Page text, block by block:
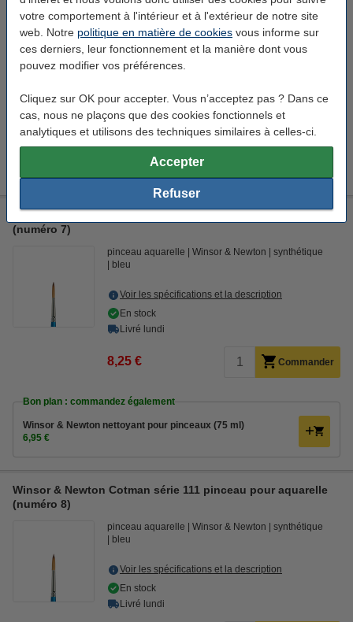
votre comportement à l'intérieur et à l'extérieur de notre site
web. Notre politique en matière de cookies vous informe sur
ces derniers, leur fonctionnement et la manière dont vous
pouvez modifier vos préférences.
Cliquez sur OK pour accepter. Vous n’acceptez pas ? Dans ce
cas, nous ne plaçons que des cookies fonctionnels et
analytiques et utilisons des techniques similaires à celles-ci.
Accepter
Refuser
Voir les spécifications et la description
En stock
Livré lundi
Bon plan : commandez également
Winsor & Newton nettoyant pour pinceaux (75 ml)
Winsor & Newton Cotman série 111 pinceau pour aquarelle
(numéro 7)
pinceau aquarelle Winsor & Newton
synthétique
bleu
Voir les spécifications et la description
En stock
Livré lundi
8,25 € Commander
Bon plan : commandez également
Winsor & Newton nettoyant pour pinceaux (75 ml)
6,95 €
Winsor & Newton Cotman série 111 pinceau pour aquarelle
(numéro 8)
pinceau aquarelle Winsor & Newton
synthétique
bleu
Voir les spécifications et la description
En stock
Livré lundi